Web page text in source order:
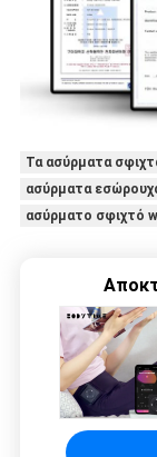
Τα ασύρματα
ασύρματα
ασύρματο σφιχτό